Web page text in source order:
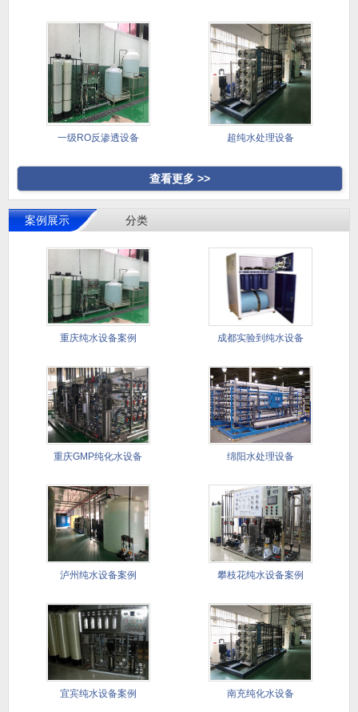
一级RO反渗透设备 超纯水处理设备
查看更多 >>
案例展示 分类
重庆纯水设备案例 成都实验到纯水设备
重庆GMP纯化水设备 绵阳水处理设备
泸州纯水设备案例 攀枝花纯水设备案例
宜宾纯水设备案例 南充纯化水设备